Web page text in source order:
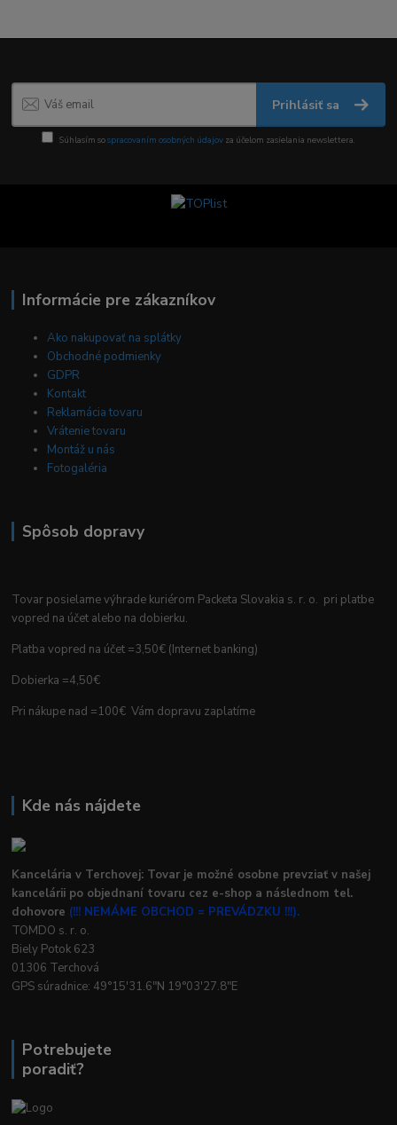
Prihlásiť sa
Súhlasím sospracovaním osobných údajov za účelom zasielania newslettera.
Informácie pre zákazníkov
Ako nakupovať na splátky
Obchodné podmienky
GDPR
Kontakt
Reklamácia tovaru
Vrátenie tovaru
Montáž u nás
Fotogaléria
Spôsob dopravy
Tovar posielame výhrade kuriérom Packeta Slovakia s. r. o. pri platbe
vopred na účet alebo na dobierku.
Platba vopred na účet =3,50€ (Internet banking)
Dobierka =4,50€
Pri nákupe nad =100€ Vám dopravu zaplatíme
Kde nás nájdete
Kancelária v Terchovej: Tovar je možné osobne prevziať v našej
kancelárii po objednaní tovaru cez e-shop a následnom tel.
dohovore (!!! NEMÁME OBCHOD = PREVÁDZKU !!!).
TOMDO s. r. o.
Biely Potok 623
01306 Terchová
GPS súradnice: 49°15'31.6"N 19°03'27.8"E
Potrebujete
poradiť?